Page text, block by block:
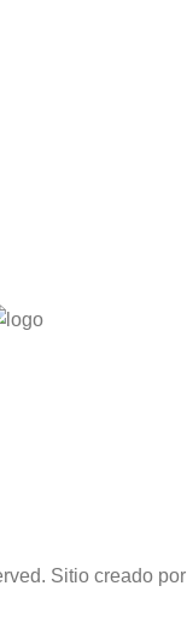
Sitio creado por